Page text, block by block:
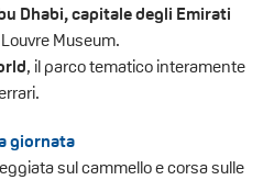
Dhabi, capitale degli Emirati
Museum.
, il parco tematico interamente
giornata
sul cammello e corsa sulle